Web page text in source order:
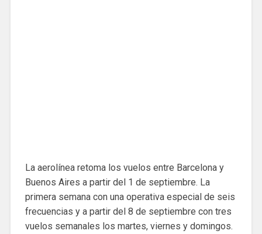
La aerolínea retoma los vuelos entre Barcelona y
Buenos Aires a partir del 1 de septiembre. La
primera semana con una operativa especial de seis
frecuencias y a partir del 8 de septiembre con tres
vuelos semanales los martes, viernes y domingos.